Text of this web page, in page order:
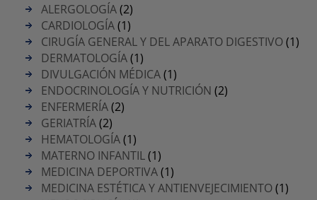
ALERGOLOGÍA(2)
CARDIOLOGÍA(1)
CIRUGÍA GENERAL Y DEL APARATO DIGESTIVO(1)
DERMATOLOGÍA(1)
DIVULGACIÓN MÉDICA(1)
ENDOCRINOLOGÍA Y NUTRICIÓN (2)
ENFERMERÍA(2)
GERIATRÍA(2)
HEMATOLOGÍA(1)
MATERNO INFANTIL(1)
MEDICINA DEPORTIVA(1)
MEDICINA ESTÉTICA Y ANTIENVEJECIMIENTO(1)